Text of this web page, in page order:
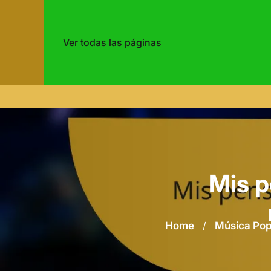
Ver todas las páginas
Mis
Home / Música